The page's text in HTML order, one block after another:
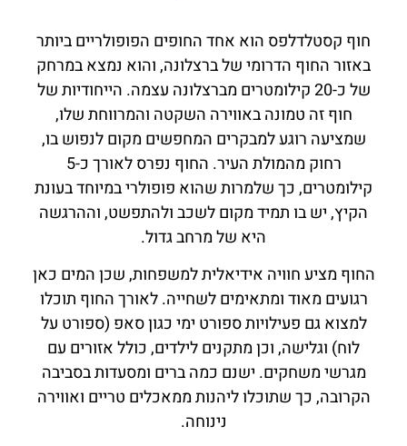
חוף קסטלדלפס הוא אחד החופים הפופולריים ביותר
באזור החוף הדרומי של ברצלונה, והוא נמצא במרחק
של כ-20 קילומטרים מברצלונה עצמה. הייחודיות של
חוף זה טמונה באווירה השקטה והמרווחת שלו,
שמציעה רוגע למבקרים המחפשים מקום לנפוש בו,
רחוק מהמולת העיר. החוף נפרס לאורך כ-5
קילומטרים, כך שלמרות שהוא פופולרי במיוחד בעונת
הקיץ, יש בו תמיד מקום לשכב ולהתפשט, וההרגשה
היא של מרחב גדול.
החוף מציע חוויה אידיאלית למשפחות, שכן המים כאן
רגועים מאוד ומתאימים לשחייה. לאורך החוף תוכלו
למצוא גם פעילויות ספורט ימי כגון סאפ (ספורט על
לוח) וגלישה, וכן מתקנים לילדים, כולל אזורים עם
מגרשי משחקים. ישנם כמה ברים ומסעדות בסביבה
הקרובה, כך שתוכלו ליהנות ממאכלים טריים ואווירה
נינוחה.